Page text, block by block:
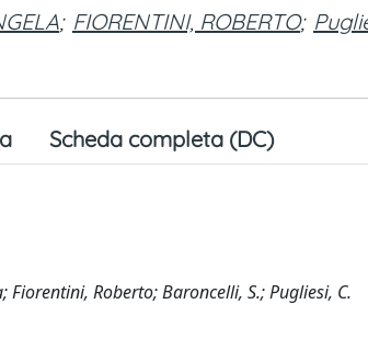
; FIORENTINI, ROBERTO;
Scheda completa (DC)
Roberto; Baroncelli, S.; Pugliesi, C.